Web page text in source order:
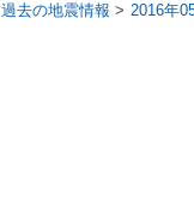
過去の地震情報 2016年